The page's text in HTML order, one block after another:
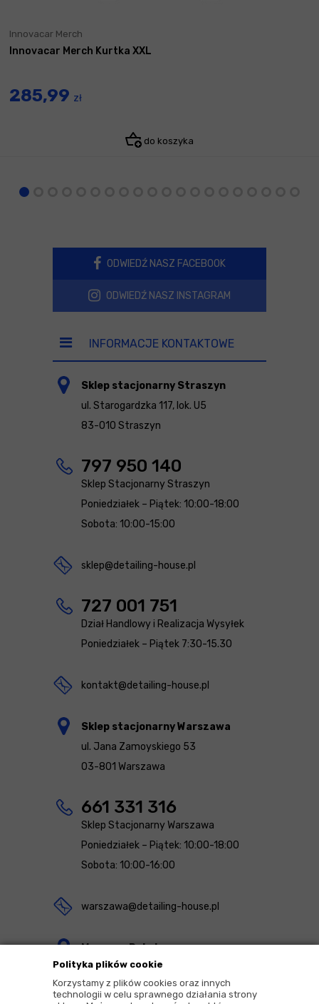
Polityka plików cookie
Korzystamy z plików cookies oraz innych
technologii w celu sprawnego działania strony
Innovacar Merch
Innovacar Merch Kurtka XXL
285,99 zł
do koszyka
ODWIEDŹ NASZ FACEBOOK
ODWIEDŹ NASZ INSTAGRAM
INFORMACJE KONTAKTOWE
Sklep stacjonarny Straszyn
ul. Starogardzka 117, lok. U5
83-010 Straszyn
797 950 140
Sklep Stacjonarny Straszyn
Poniedziałek – Piątek: 10:00-18:00
Sobota: 10:00-15:00
sklep@detailing-house.pl
727 001 751
Dział Handlowy i Realizacja Wysyłek
Poniedziałek – Piątek 7:30-15.30
kontakt@detailing-house.pl
Sklep stacjonarny Warszawa
ul. Jana Zamoyskiego 53
03-801 Warszawa
661 331 316
Sklep Stacjonarny Warszawa
Poniedziałek – Piątek: 10:00-18:00
Sobota: 10:00-16:00
warszawa@detailing-house.pl
Magazyn Rekcin
Nomos Sp. z o.o. sp.k.
ul. Agrestowa 1